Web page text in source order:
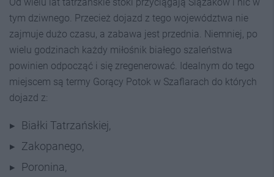
tym dziwnego. Przecież dojazd z tego województwa nie
zajmuje dużo czasu, a zabawa jest przednia. Niemniej, po
wielu godzinach każdy miłośnik białego szaleństwa
powinien odpocząć i się zregenerować. Idealnym do tego
miejscem są termy Gorący Potok w Szaflarach do których
dojazd z:
Białki Tatrzańskiej,
Zakopanego,
Poronina,